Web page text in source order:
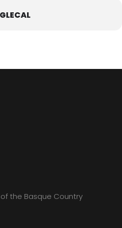
the Basque Country